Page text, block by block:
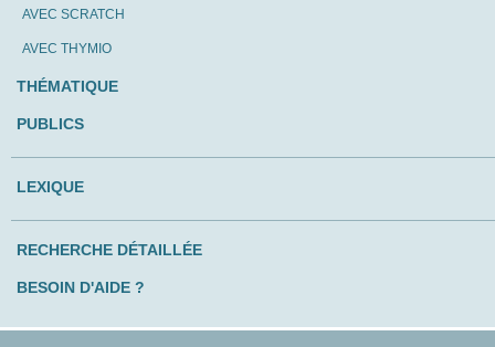
AVEC SCRATCH
AVEC THYMIO
THÉMATIQUE
PUBLICS
LEXIQUE
RECHERCHE DÉTAILLÉE
BESOIN D'AIDE ?